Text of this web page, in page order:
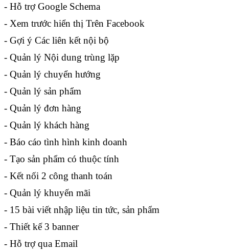
- Hỗ trợ Google Schema
- Xem trước hiển thị Trên Facebook
- Gợi ý Các liên kết nội bộ
- Quản lý Nội dung trùng lặp
- Quản lý chuyển hướng
- Quản lý sản phẩm
- Quản lý đơn hàng
- Quản lý khách hàng
- Báo cáo tình hình kinh doanh
- Tạo sản phẩm có thuộc tính
- Kết nối 2 công thanh toán
- Quản lý khuyến mãi
- 15 bài viết nhập liệu tin tức, sản phẩm
- Thiết kế 3 banner
- Hỗ trợ qua Email